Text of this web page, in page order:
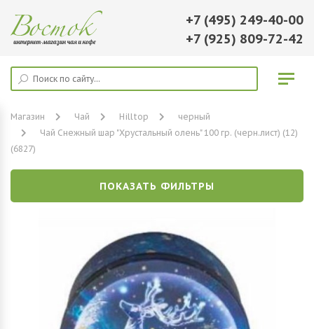
+7 (495) 249-40-00
+7 (925) 809-72-42
Магазин Чай Hilltop
черный
Чай Снежный шар "Хрустальный олень" 100 гр. (черн.лист) (12)
(6827)
ПОКАЗАТЬ ФИЛЬТРЫ